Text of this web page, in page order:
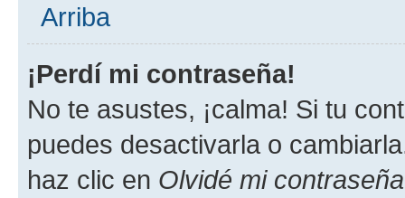
Arriba
¡Perdí mi contraseña!
No te asustes, ¡calma! Si tu
puedes desactivarla o
haz clic en Olvidé mi contraseña